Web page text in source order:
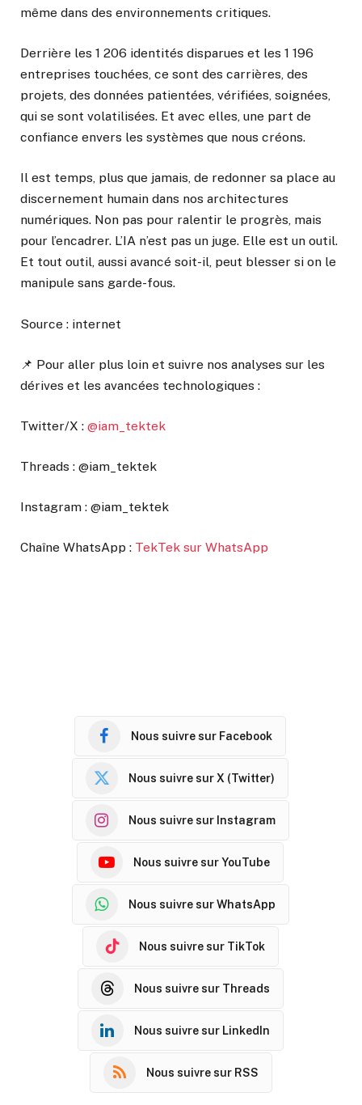
même dans des environnements critiques.
Derrière les 1 206 identités disparues et les 1 196
entreprises touchées, ce sont des carrières, des
projets, des données patientées, vérifiées, soignées,
qui se sont volatilisées. Et avec elles, une part de
confiance envers les systèmes que nous créons.
Il est temps, plus que jamais, de redonner sa place au
discernement humain dans nos architectures
numériques. Non pas pour ralentir le progrès, mais
pour l’encadrer. L’IA n’est pas un juge. Elle est un outil.
Et tout outil, aussi avancé soit-il, peut blesser si on le
manipule sans garde-fous.
Source : internet
📌 Pour aller plus loin et suivre nos analyses sur les
dérives et les avancées technologiques :
Twitter/X : @iam_tektek
Threads : @iam_tektek
Instagram : @iam_tektek
Chaîne WhatsApp : TekTek sur WhatsApp
Nous suivre sur Facebook
Nous suivre sur X (Twitter)
Nous suivre sur Instagram
Nous suivre sur YouTube
Nous suivre sur WhatsApp
Nous suivre sur TikTok
Nous suivre sur Threads
Nous suivre sur LinkedIn
Nous suivre sur RSS